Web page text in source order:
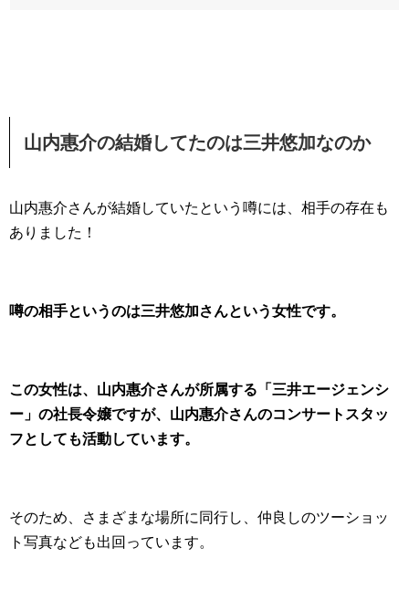
山内惠介の結婚してたのは三井悠加なのか
山内惠介さんが結婚していたという噂には、相手の存在も
ありました！
噂の相手というのは三井悠加さんという女性です。
この女性は、山内惠介さんが所属する「三井エージェンシ
ー」の社長令嬢ですが、山内惠介さんのコンサートスタッ
フとしても活動しています。
そのため、さまざまな場所に同行し、仲良しのツーショッ
ト写真なども出回っています。